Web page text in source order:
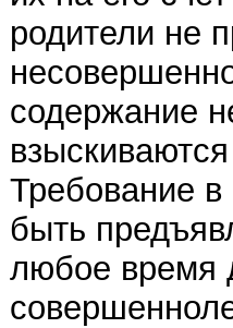
родители не
содержание
Требование
быть
любое время